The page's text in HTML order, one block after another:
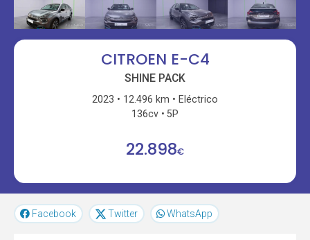
CITROEN E-C4
SHINE PACK
2023 12.496 km
Eléctrico
136cv
5P
22.898€
Facebook Twitter WhatsApp